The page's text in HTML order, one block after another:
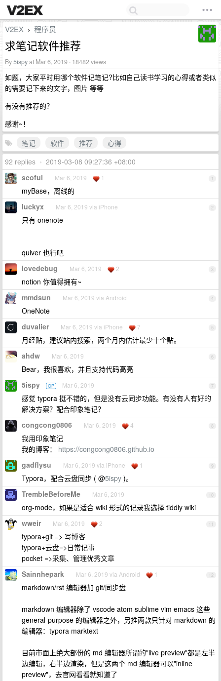
V2EX › 程序员
求笔记软件推荐
By5ispyat Mar 6, 2019 · 18482 views
如题，大家平时用哪个软件记笔记?比如自己读书学习的心得或者类似
的需要记下来的文字，图片 等等
有没有推荐的？
感谢~！
笔记
软件 推荐
心得
92 replies • 2019-03-08 09:27:36 +08:00
1
scoful Mar 6, 2019 1
myBase，离线的
2
luckyx Mar 6, 2019 via iPhone
只有 onenote
quiver 也行吧
3
lovedebug Mar 6, 2019 2
notion 你值得拥有~
4
mmdsun Mar 6, 2019 via Android
OneNote
5
duvalier Mar 6, 2019 via iPhone 7
月经贴，建议站内搜索，两个月内估计最少十个贴。
6
ahdw Mar 6, 2019
Bear，我很喜欢，并且支持代码高亮
7
5ispy OP Mar 6, 2019
感觉 typora 挺不错的，但是没有云同步功能。有没有人有好的
解决方案？配合印象笔记？
8
congcong0806 Mar 6, 2019 4
我用印象笔记
我的博客： https://congcong0806.github.io
9
gadflysu Mar 6, 2019 via iPhone 1
Typora，配合云盘同步 ( @5ispy )。
10
TrembleBeforeMe Mar 6, 2019
org-mode，如果是适合 wiki 形式的记录我选择 tiddly wiki
11
wweir Mar 6, 2019 2
typora+git => 写博客
typora+云盘=>日常记事
pocket =>采集、管理优秀文章
12
Sainnhepark Mar 6, 2019 via Android 1
markdown/rst 编辑器加 git/同步盘
markdown 编辑器除了 vscode atom sublime vim emacs 这些
general-purpose 的编辑器之外，另推两款只针对 markdown 的
编辑器：typora marktext
目前市面上绝大部份的 md 编辑器所谓的"live preview"都是左半
边编辑，右半边渲染，但是这两个 md 编辑器可以"inline
preview"，去官网看看就知道了